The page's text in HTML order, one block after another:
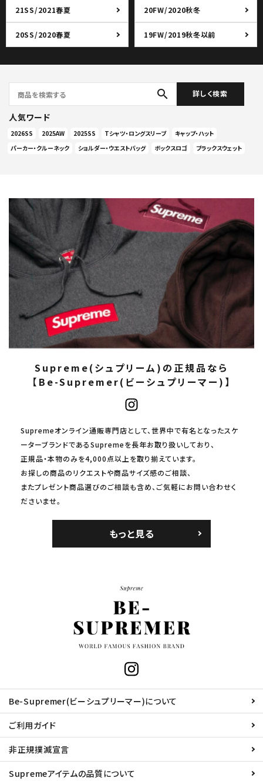
21SS/2021春夏 20FW/2020秋冬
20SS/2020春夏 19FW/2019秋冬以前
search 詳しく検索
人気ワード
2026SS 2025AW 2025SS Tシャツ・ロングスリーブ
キャップ・ハット
パーカー・クルーネック
ショルダー・ウエストバッグ ボックスロゴ ブラックスウェット
Supreme(シュプリーム)の正規品なら
【Be-Supremer(ビーシュプリーマー)】
Supremeオンライン通販専門店として、世界中で有名となったスケ
ーターブランドであるSupremeを長年お取り扱いしており、
正規品・本物のみを4,000点以上を取り揃えています。
お探しの商品のリクエストや商品サイズ感のご相談、
またプレゼント商品選びのご相談も含め、ご気軽にお問い合わせく
ださいませ。
もっと見る
Be-Supremer(ビーシュプリーマー)について
ご利用ガイド
非正規撲滅宣言
Supremeアイテムの品質について